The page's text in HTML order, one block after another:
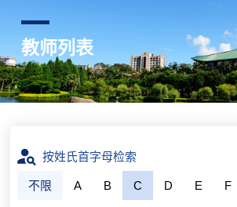
教师列表
按姓氏首字母检索
不限 A B C D E F